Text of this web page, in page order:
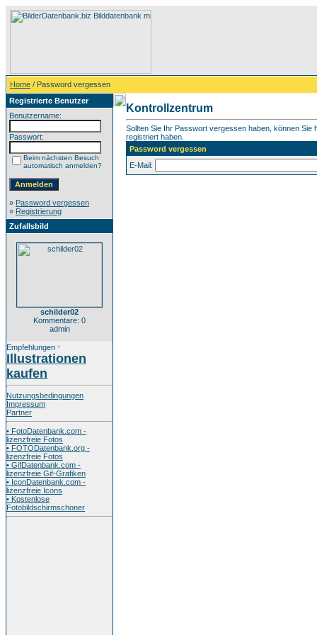
Home / Password vergessen
Registrierte Benutzer
Benutzername:
Passwort:
Beim nächsten Besuch
automatisch anmelden?
» Password vergessen
» Registrierung
Zufallsbild
schilder02
Kommentare: 0
admin
Empfehlungen *
Illustrationen
kaufen
Nutzungsbedingungen
Impressum
Partner
• FotoDatenbank.com -
lizenzfreie Fotos
• FOTODatenbank.org -
lizenzfreie Fotos
• GifDatenbank.com -
lizenzfreie Gif-Grafiken
• IconDatenbank.com -
lizenzfreie Icons
• Kostenlose
Fotobildschirmschoner
Kontrollzentrum
Sollten Sie Ihr Passwort vergessen haben, können
registriert haben.
Password vergessen
E-Mail: